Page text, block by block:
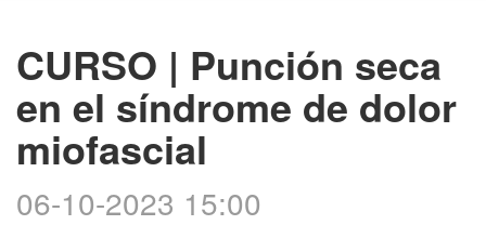
CURSO | Punción seca
en el síndrome de dolor
miofascial
06-10-2023 15:00